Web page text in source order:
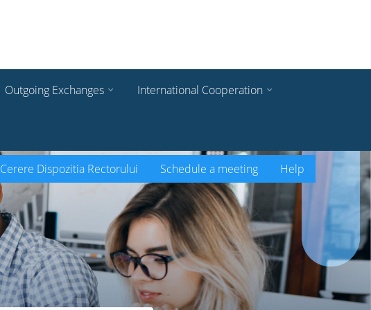
Outgoing Exchanges International Cooperation
Cerere Dispozitia Rectorului Schedule a meeting Help